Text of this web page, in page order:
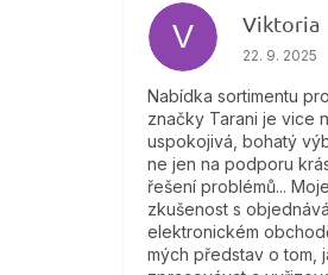
V Viktoria
22. 9. 2025
Nabídka sortimentu
značky Tarani je vice
uspokojivá, bohatý
ne jen na podporu
řešení problémů...
zkušenost s
elektronickém
mých představ o tom,